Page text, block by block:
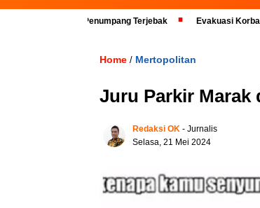
Timur, Penumpang Terjebak Evakuasi Korban,
Home / Mertopolitan
Juru Parkir Marak
Redaksi OK - Jurnalis
Selasa, 21 Mei 2024